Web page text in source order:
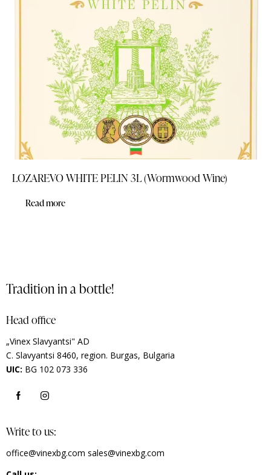
LOZAREVO WHITE PELIN 3L (Wormwood Wine)
Read more
Tradition in a bottle!
Head office
„Vinex Slavyantsi" AD
C. Slavyantsi 8460, region. Burgas, Bulgaria
UIC: BG 102 073 336
Write to us:
office@vinexbg.com sales@vinexbg.com